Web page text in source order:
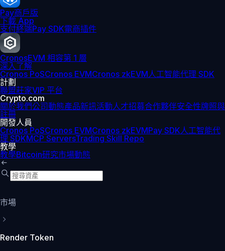
Pay商戶版
下載 App
支付終端Pay SDK電商插件
CronosEVM 相容第 1 層
深入了解
Cronos PoSCronos EVMCronos zkEVM人工智能代理 SDK
計劃
聯盟莊家VIP 平台
Crypto.com
關於我們公司動態產品新訊活動人才招募合作夥伴安全性牌照與
註冊
開發人員
Cronos PoSCronos EVMCronos zkEVMPay SDK人工智能代
理 SDKMCP ServersTrading Skill Repo
教學
教學Bitcoin研究市場動態
市場
Render Token